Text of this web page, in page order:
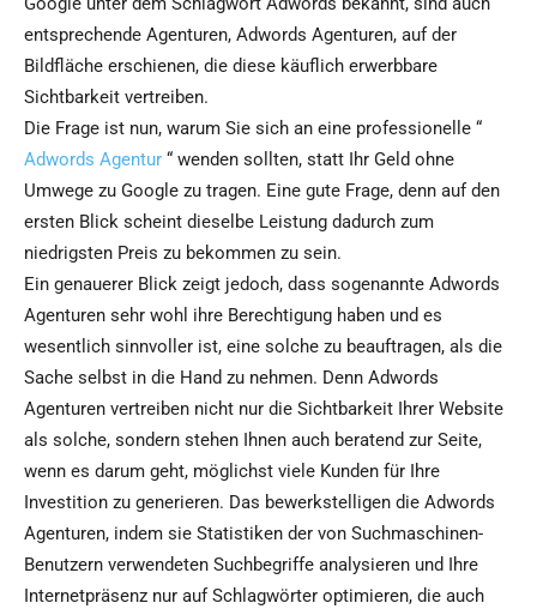
entsprechende Agenturen, Adwords Agenturen, auf der
Bildfläche erschienen, die diese käuflich erwerbbare
Sichtbarkeit vertreiben.
Die Frage ist nun, warum Sie sich an eine professionelle “
Adwords Agentur “ wenden sollten, statt Ihr Geld ohne
Umwege zu Google zu tragen. Eine gute Frage, denn auf den
ersten Blick scheint dieselbe Leistung dadurch zum
niedrigsten Preis zu bekommen zu sein.
Ein genauerer Blick zeigt jedoch, dass sogenannte Adwords
Agenturen sehr wohl ihre Berechtigung haben und es
wesentlich sinnvoller ist, eine solche zu beauftragen, als die
Sache selbst in die Hand zu nehmen. Denn Adwords
Agenturen vertreiben nicht nur die Sichtbarkeit Ihrer Website
als solche, sondern stehen Ihnen auch beratend zur Seite,
wenn es darum geht, möglichst viele Kunden für Ihre
Investition zu generieren. Das bewerkstelligen die Adwords
Agenturen, indem sie Statistiken der von Suchmaschinen-
Benutzern verwendeten Suchbegriffe analysieren und Ihre
Internetpräsenz nur auf Schlagwörter optimieren, die auch